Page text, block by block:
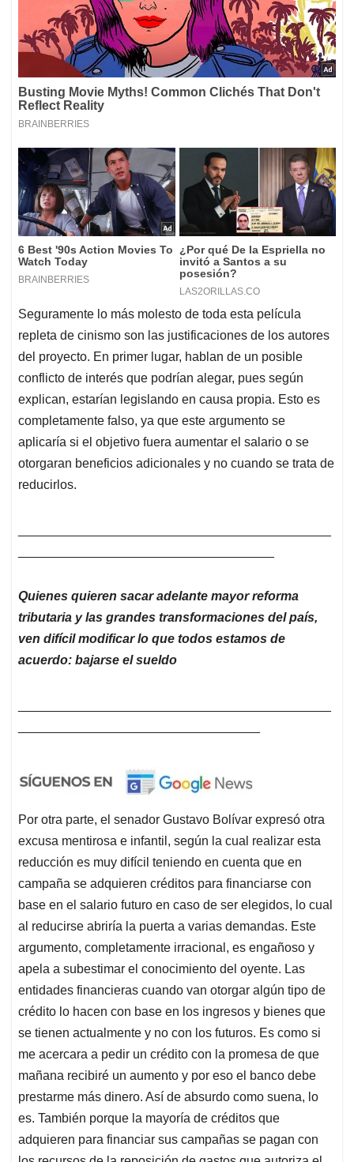
Seguramente lo más molesto de toda esta película
repleta de cinismo son las justificaciones de los autores
del proyecto. En primer lugar, hablan de un posible
conflicto de interés que podrían alegar, pues según
explican, estarían legislando en causa propia. Esto es
completamente falso, ya que este argumento se
aplicaría si el objetivo fuera aumentar el salario o se
otorgaran beneficios adicionales y no cuando se trata de
reducirlos.
Quienes quieren sacar adelante mayor reforma
tributaria y las grandes transformaciones del país,
ven difícil modificar lo que todos estamos de
acuerdo: bajarse el sueldo
Por otra parte, el senador Gustavo Bolívar expresó otra
excusa mentirosa e infantil, según la cual realizar esta
reducción es muy difícil teniendo en cuenta que en
campaña se adquieren créditos para financiarse con
base en el salario futuro en caso de ser elegidos, lo cual
al reducirse abriría la puerta a varias demandas. Este
argumento, completamente irracional, es engañoso y
apela a subestimar el conocimiento del oyente. Las
entidades financieras cuando van otorgar algún tipo de
crédito lo hacen con base en los ingresos y bienes que
se tienen actualmente y no con los futuros. Es como si
me acercara a pedir un crédito con la promesa de que
mañana recibiré un aumento y por eso el banco debe
prestarme más dinero. Así de absurdo como suena, lo
es. También porque la mayoría de créditos que
adquieren para financiar sus campañas se pagan con